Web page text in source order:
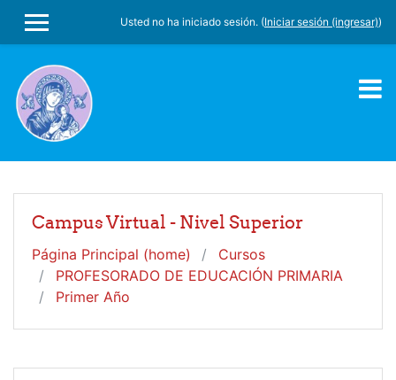
PÁNEL LATERAL
Usted no ha iniciado sesión. (Iniciar sesión (ingresar))
Campus Virtual - Nivel Superior
Página Principal (home)
Cursos
PROFESORADO DE EDUCACIÓN PRIMARIA
Primer Año